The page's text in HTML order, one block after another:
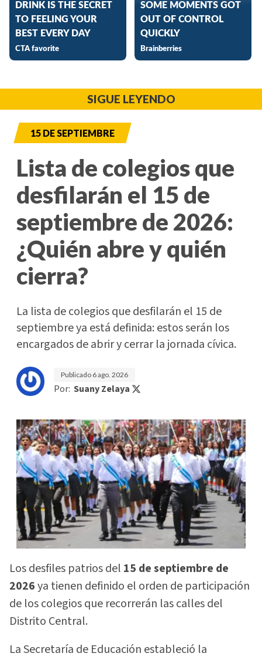
SIGUE LEYENDO
15 DE SEPTIEMBRE
Lista de colegios que
desfilarán el 15 de
septiembre de 2026:
¿Quién abre y quién
cierra?
La lista de colegios que desfilarán el 15 de
septiembre ya está definida: estos serán los
encargados de abrir y cerrar la jornada cívica.
Publicado 6 ago. 2026
Por: Suany Zelaya
Los desfiles patrios del 15 de septiembre de
2026ya tienen definido el orden de participación
de los colegios que recorrerán las calles del
Distrito Central.
La Secretaría de Educación estableció la